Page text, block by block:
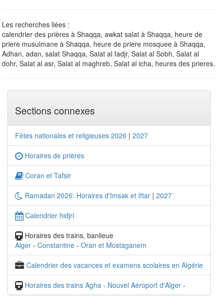
Les recherches liées :
calendrier des prières à Shaqqa, awkat salat à Shaqqa, heure de
priere musulmane à Shaqqa, heure de priere mosquee à Shaqqa,
Adhan, adan, salat Shaqqa, Salat al fadjr, Salat al Sobh, Salat al
dohr, Salat al asr, Salat al maghreb, Salat al icha, heures des prieres.
Sections connexes
Fêtes nationales et religieuses 2026 | 2027
Horaires de prières
Coran et Tafsir
Ramadan 2026: Horaires d'Imsak et Iftar | 2027
Calendrier hidjri
Horaires des trains, banlieue
Alger - Constantine - Oran et Mostaganem
Calendrier des vacances et examens scolaires en Algérie
Horaires des trains Agha - Nouvel Aéroport d'Alger -